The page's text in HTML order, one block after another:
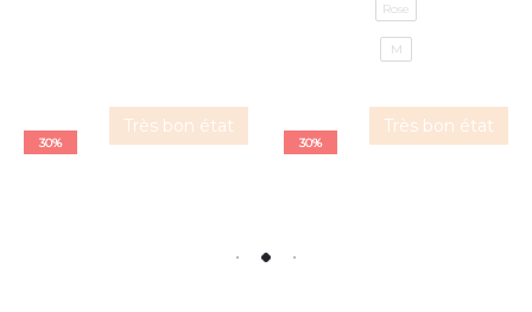
Rose
M
Très bon état
30%
Très bon état
30%